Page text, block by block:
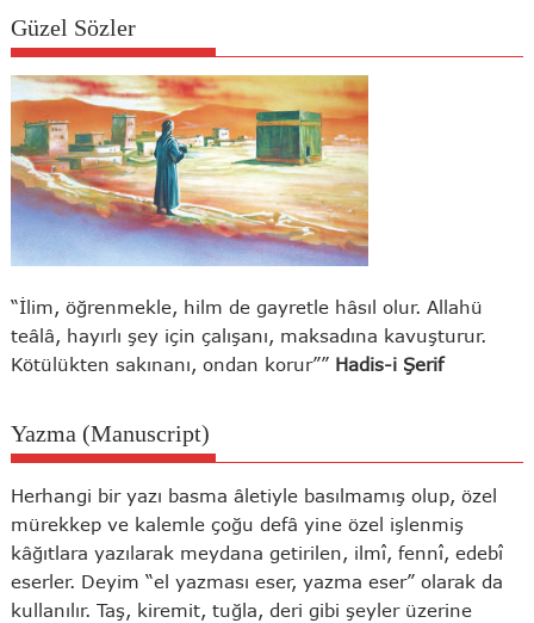
Güzel Sözler
“İlim, öğrenmekle, hilm de gayretle hâsıl olur. Allahü
teâlâ, hayırlı şey için çalışanı, maksadına kavuşturur.
Kötülükten sakınanı, ondan korur”” Hadis-i Şerif
Yazma (Manuscript)
Herhangi bir yazı basma âletiyle basılmamış olup, özel
mürekkep ve kalemle çoğu defâ yine özel işlenmiş
kâğıtlara yazılarak meydana getirilen, ilmî, fennî, edebî
eserler. Deyim “el yazması eser, yazma eser” olarak da
kullanılır. Taş, kiremit, tuğla, deri gibi şeyler üzerine